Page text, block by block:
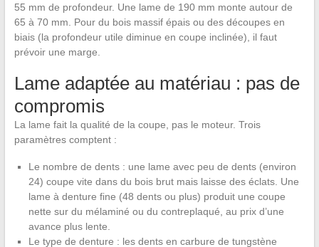
55 mm de profondeur. Une lame de 190 mm monte autour de
65 à 70 mm. Pour du bois massif épais ou des découpes en
biais (la profondeur utile diminue en coupe inclinée), il faut
prévoir une marge.
Lame adaptée au matériau : pas de
compromis
La lame fait la qualité de la coupe, pas le moteur. Trois
paramètres comptent :
Le nombre de dents : une lame avec peu de dents (environ
24) coupe vite dans du bois brut mais laisse des éclats. Une
lame à denture fine (48 dents ou plus) produit une coupe
nette sur du mélaminé ou du contreplaqué, au prix d’une
avance plus lente.
Le type de denture : les dents en carbure de tungstène